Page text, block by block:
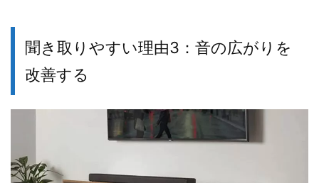
聞き取りやすい理由3： 音の広がりを
改善する